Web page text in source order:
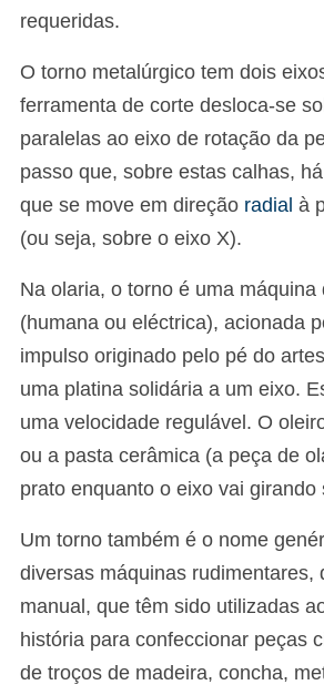
requeridas.
O torno metalúrgico tem dois
ferramenta de corte desloca-se
paralelas ao eixo de rotação da
passo que, sobre estas calhas,
que se move em direção radial à
(ou seja, sobre o eixo X).
Na olaria, o torno é uma máquina
(humana ou eléctrica), acionada
impulso originado pelo pé do
uma platina solidária a um eixo.
uma velocidade regulável. O
ou a pasta cerâmica (a peça de
prato enquanto o eixo vai girando
Um torno também é o nome
diversas máquinas rudimentares,
manual, que têm sido utilizadas
história para confeccionar peças
de troços de madeira, concha,